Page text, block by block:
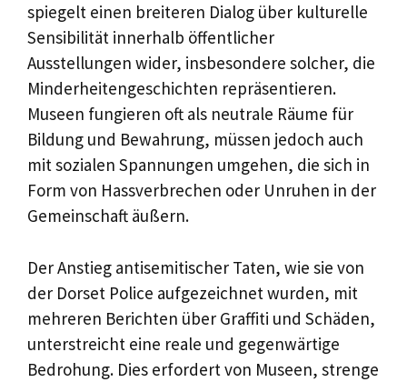
spiegelt einen breiteren Dialog über kulturelle
Sensibilität innerhalb öffentlicher
Ausstellungen wider, insbesondere solcher, die
Minderheitengeschichten repräsentieren.
Museen fungieren oft als neutrale Räume für
Bildung und Bewahrung, müssen jedoch auch
mit sozialen Spannungen umgehen, die sich in
Form von Hassverbrechen oder Unruhen in der
Gemeinschaft äußern.
Der Anstieg antisemitischer Taten, wie sie von
der Dorset Police aufgezeichnet wurden, mit
mehreren Berichten über Graffiti und Schäden,
unterstreicht eine reale und gegenwärtige
Bedrohung. Dies erfordert von Museen, strenge